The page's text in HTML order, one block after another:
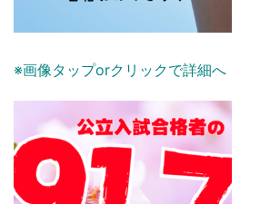
※画像タップorクリックで詳細へ